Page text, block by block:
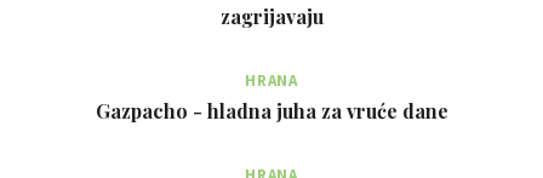
zagrijavaju
HRANA
Gazpacho - hladna juha za vruće dane